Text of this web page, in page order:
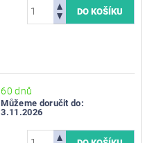
60 dnů
Můžeme doručit do:
3.11.2026